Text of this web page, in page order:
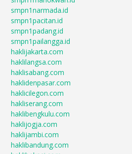
smpn1narmada.id
smpn1pacitan.id
smpn1padang.id
smpn1pailangga.id
haklijakarta.com
haklilangsa.com
haklisabang.com
haklidenpasar.com
haklicilegon.com
hakliserang.com
haklibengkulu.com
haklijogja.com
haklijambi.com
haklibandung.com